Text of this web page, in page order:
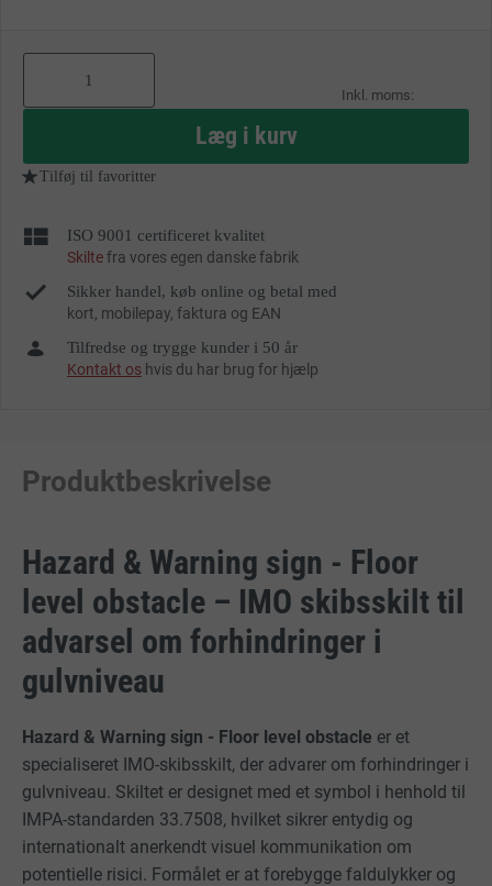
low
Læg i kurv
Tilføj til favoritter
ISO 9001 certificeret kvalitet
Skiltefra vores egen danske fabrik
Sikker handel, køb online og betal med
kort, mobilepay, faktura og EAN
Tilfredse og trygge kunder i 50 år
Kontakt os hvis du har brug for hjælp
Produktbeskrivelse
Hazard & Warning sign - Floor
level obstacle – IMO skibsskilt til
advarsel om forhindringer i
gulvniveau
Hazard & Warning sign - Floor level obstacle er et
specialiseret IMO-skibsskilt, der advarer om forhindringer i
gulvniveau. Skiltet er designet med et symbol i henhold til
IMPA-standarden 33.7508, hvilket sikrer entydig og
internationalt anerkendt visuel kommunikation om
potentielle risici. Formålet er at forebygge faldulykker og